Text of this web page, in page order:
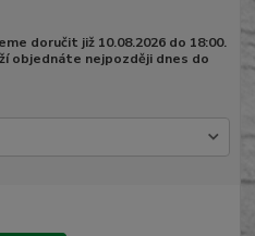
doručit již 10.08.2026 do 18:00.
objednáte nejpozději dnes do